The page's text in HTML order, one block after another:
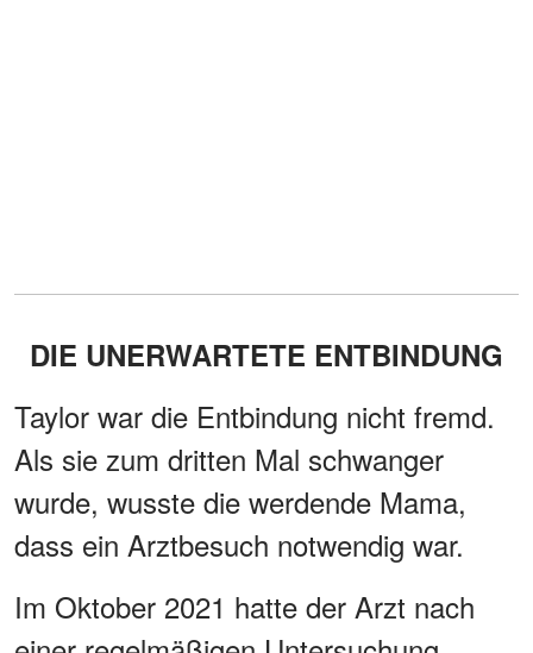
DIE UNERWARTETE ENTBINDUNG
Taylor war die Entbindung nicht fremd.
Als sie zum dritten Mal schwanger
wurde, wusste die werdende Mama,
dass ein Arztbesuch notwendig war.
Im Oktober 2021 hatte der Arzt nach